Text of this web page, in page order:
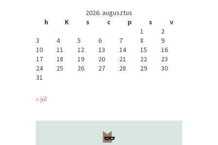
2026. augusztus
h
K s c p s
v
1
2
3
4 5 6 7 8
9
10
11 12 13 14 15
16
17
18 19 20 21 22
23
24
25 26 27 28 29
30
31
« júl